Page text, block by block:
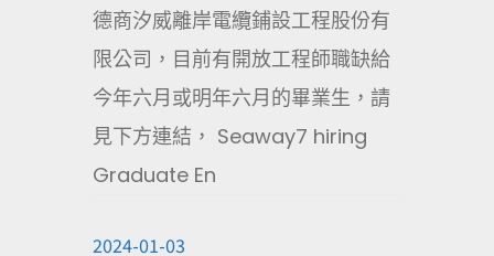
德商汐威離岸電纜鋪設工程股份有
限公司，目前有開放工程師職缺給
今年六月或明年六月的畢業生，請
見下方連結， Seaway7 hiring
Graduate En
2024-01-03